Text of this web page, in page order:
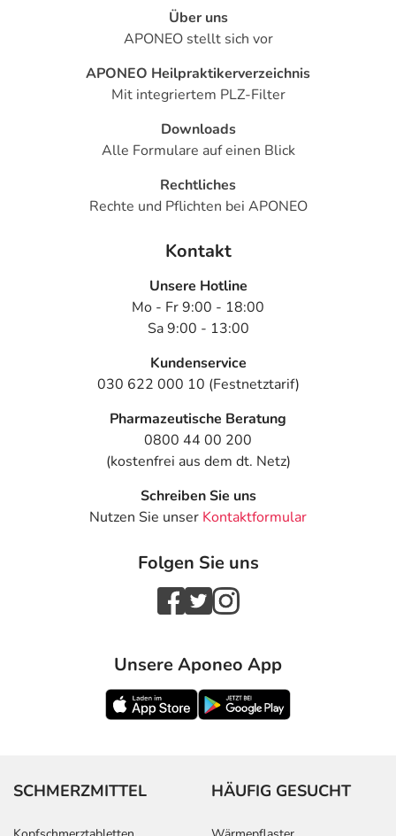
Über uns
APONEO stellt sich vor
APONEO Heilpraktikerverzeichnis
Mit integriertem PLZ-Filter
Downloads
Alle Formulare auf einen Blick
Rechtliches
Rechte und Pflichten bei APONEO
Kontakt
Unsere Hotline
Mo - Fr 9:00 - 18:00
Sa 9:00 - 13:00
Kundenservice
030 622 000 10 (Festnetztarif)
Pharmazeutische Beratung
0800 44 00 200
(kostenfrei aus dem dt. Netz)
Schreiben Sie uns
Nutzen Sie unser Kontaktformular
Folgen Sie uns
Unsere Aponeo App
SCHMERZMITTEL HÄUFIG GESUCHT